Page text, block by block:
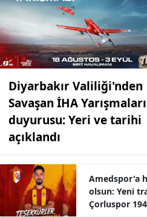
Diyarbakır Valiliği'nden
Savaşan İHA Yarışmaları
duyurusu: Yeri ve tarihi
açıklandı
Amedspor'a
olsun: Yeni
Çorluspor